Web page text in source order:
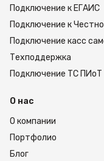
Подключение к ЕГАИС
Подключение к
Подключение касс
Техподдержка
Подключение ТС ПИоТ
О нас
О компании
Портфолио
Блог